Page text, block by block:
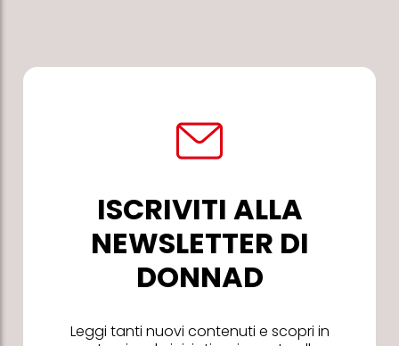
ISCRIVITI ALLA
NEWSLETTER DI
DONNAD
Leggi tanti nuovi contenuti e scopri in